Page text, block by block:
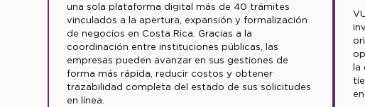
una sola plataforma digital más de 40 trámites
vinculados a la apertura, expansión y formalización
de negocios en Costa Rica. Gracias a la
coordinación entre instituciones públicas, las
empresas pueden avanzar en sus gestiones de
forma más rápida, reducir costos y obtener
trazabilidad completa del estado de sus solicitudes
en línea.